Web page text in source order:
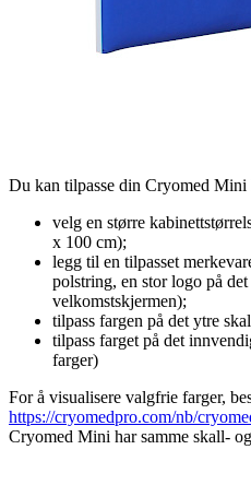
Du kan tilpasse din Cryomed Mini
velg en større
x 100 cm);
legg til en tilpasset
polstring, en stor logo på
velkomstskjermen);
tilpass fargen på det ytre
tilpass farget på det
farger)
For å visualisere valgfrie farger,
https://cryomedpro.com/nb/
Cryomed Mini har samme skall-